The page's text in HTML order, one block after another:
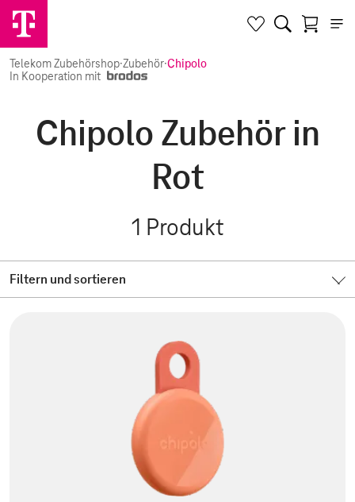
Telekom Zubehörshop·Zubehör·Chipolo
In Kooperation mit
Chipolo Zubehör in
Rot
1 Produkt
Filtern und sortieren